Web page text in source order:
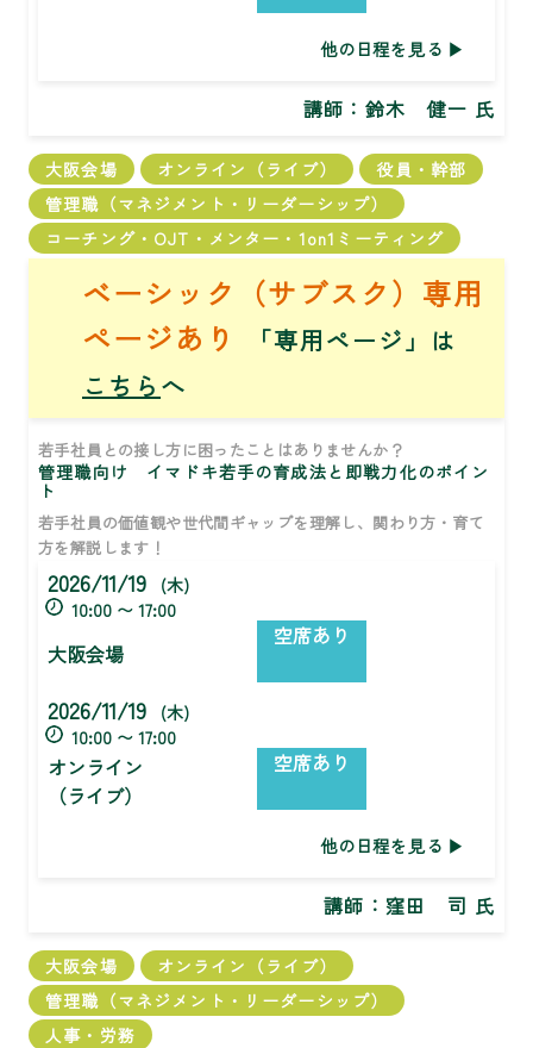
他の日程を見る
講師： 鈴木 健一 氏
大阪会場 オンライン（ライブ）
役員・幹部
管理職（マネジメント・リーダーシップ）
コーチング・OJT・メンター・1on1ミーティング
ベーシック（サブスク）専用
ページあり
「専用ページ」は
こちら へ
若手社員との接し方に困ったことはありませんか？
管理職向け イマドキ若手の育成法と即戦力化のポイン
ト
若手社員の価値観や世代間ギャップを理解し、関わり方・育て
方を解説します！
2026/11/19
(木)
10:00 〜 17:00
大阪会場
空席あり
2026/11/19
(木)
10:00 〜 17:00
オンライン
（ライブ）
空席あり
他の日程を見る
講師： 窪田 司 氏
大阪会場
オンライン（ライブ）
管理職（マネジメント・リーダーシップ）
人事・労務